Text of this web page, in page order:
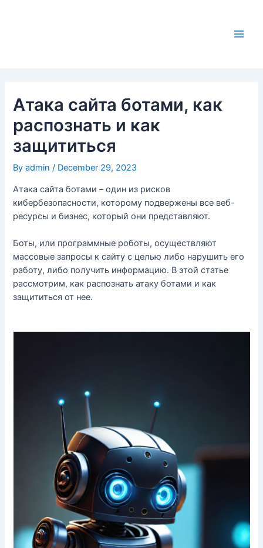
Атака сайта ботами, как
распознать и как
защититься
Byadmin/ December 29, 2023
Атака сайта ботами – один из рисков
кибербезопасности, которому подвержены все веб-
ресурсы и бизнес, который они представляют.
Боты, или программные роботы, осуществляют
массовые запросы к сайту с целью либо нарушить его
работу, либо получить информацию. В этой статье
рассмотрим, как распознать атаку ботами и как
защититься от нее.